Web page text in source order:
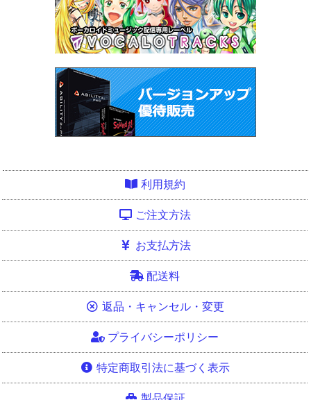
利用規約
ご注文方法
お支払方法
配送料
返品・キャンセル・変更
プライバシーポリシー
特定商取引法に基づく表示